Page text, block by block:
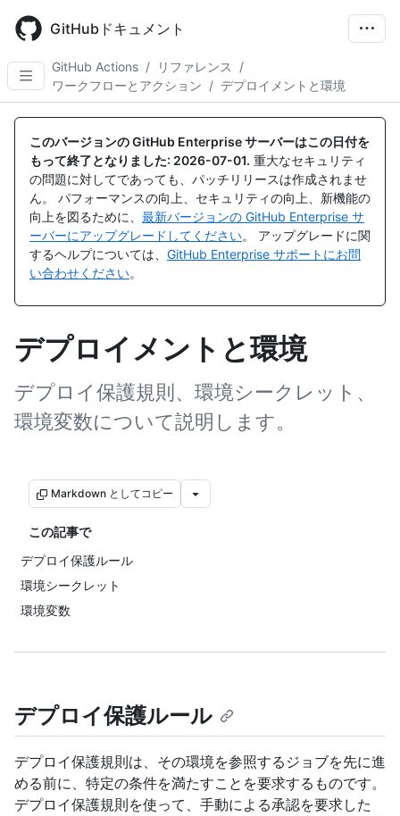
main
content
GitHubドキュメント
GitHub Actions / リファレンス
/
ワークフローとアクション / デプロイメントと環境
このバージョンの GitHub Enterprise サーバーはこの日付を
もって終了となりました: 2026-07-01. 重大なセキュリティ
の問題に対してであっても、パッチリリースは作成されませ
ん。 パフォーマンスの向上、セキュリティの向上、新機能の
向上を図るために、 最新バージョンの GitHub Enterprise サ
ーバーにアップグレードしてください。 アップグレードに関
するヘルプについては、 GitHub Enterprise サポートにお問
い合わせください。
デプロイメントと環境
デプロイ保護規則、環境シークレット、
環境変数について説明します。
Markdown としてコピー
この記事で
デプロイ保護ルール
環境シークレット
環境変数
デプロイ保護ルール
デプロイ保護規則は、その環境を参照するジョブを先に進
める前に、特定の条件を満たすことを要求するものです。
デプロイ保護規則を使って、手動による承認を要求した